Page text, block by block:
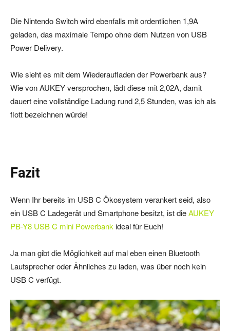
Die Nintendo Switch wird ebenfalls mit ordentlichen 1,9A
geladen, das maximale Tempo ohne dem Nutzen von USB
Power Delivery.
Wie sieht es mit dem Wiederaufladen der Powerbank aus?
Wie von AUKEY versprochen, lädt diese mit 2,02A, damit
dauert eine vollständige Ladung rund 2,5 Stunden, was ich als
flott bezeichnen würde!
Fazit
Wenn Ihr bereits im USB C Ökosystem verankert seid, also
ein USB C Ladegerät und Smartphone besitzt, ist dieAUKEY
PB-Y8 USB C mini Powerbank ideal für Euch!
Ja man gibt die Möglichkeit auf mal eben einen Bluetooth
Lautsprecher oder Ähnliches zu laden, was über noch kein
USB C verfügt.